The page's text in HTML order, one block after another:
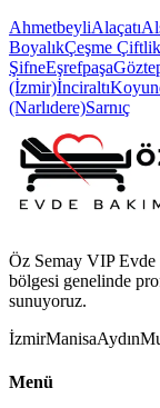
AhmetbeyliAlaçatı
BoyalıkÇeşme
ŞifneEşrefpaşa
(İzmir)İnciraltı
(Narlıdere)Sarnıç
Öz Semay VIP
bölgesi genelinde
sunuyoruz.
İzmirManisaAydın
Menü